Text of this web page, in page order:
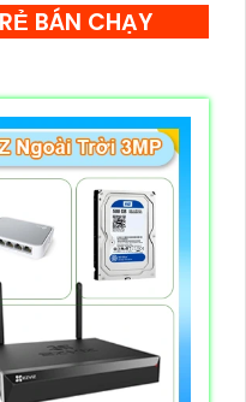
BÁN CHẠY